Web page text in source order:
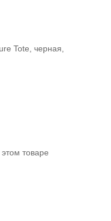
Tote, черная,
товаре